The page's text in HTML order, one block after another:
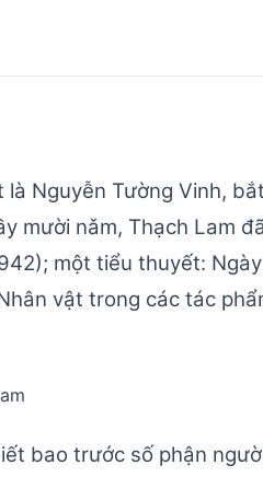
Nguyễn Tường Vinh,
mười nǎm, Thạch Lam
một tiểu thuyết:
vật trong các tác
bao trước số phận